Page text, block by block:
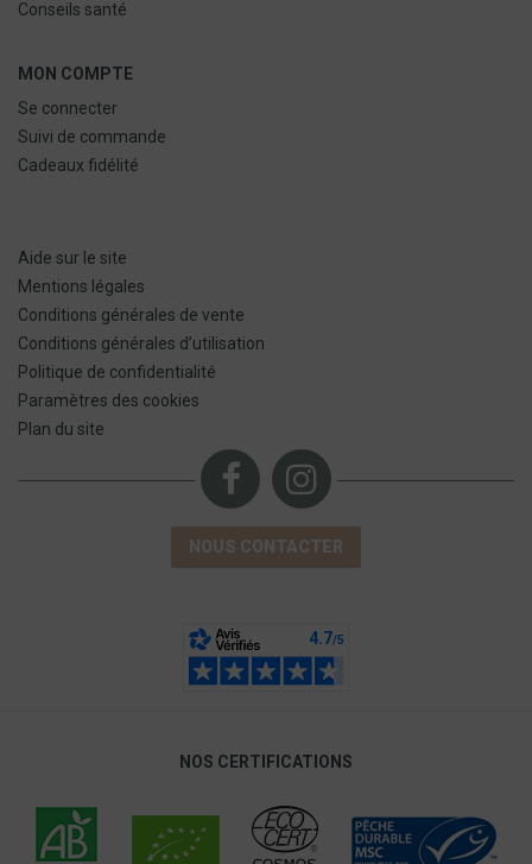
Conseils santé
MON COMPTE
Se connecter
Suivi de commande
Cadeaux fidélité
Aide sur le site
Mentions légales
Conditions générales de vente
Conditions générales d’utilisation
Politique de confidentialité
Paramètres des cookies
Plan du site
NOUS CONTACTER
NOS CERTIFICATIONS